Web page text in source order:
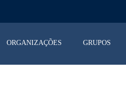
ORGANIZAÇÕES GRUPOS